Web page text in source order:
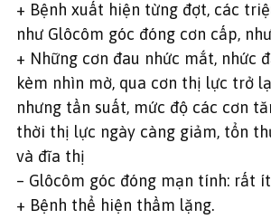
+ Bệnh xuất hiện từng đợt, các
như Glôcôm góc đóng cơn cấp,
+ Những cơn đau nhức mắt, nhức
kèm nhìn mờ, qua cơn thị lực trở
nhưng tần suất, mức độ các cơn
thời thị lực ngày càng giảm, tổn
và đĩa thị
– Glôcôm góc đóng mạn tính: rất
+ Bệnh thể hiện thầm lặng.